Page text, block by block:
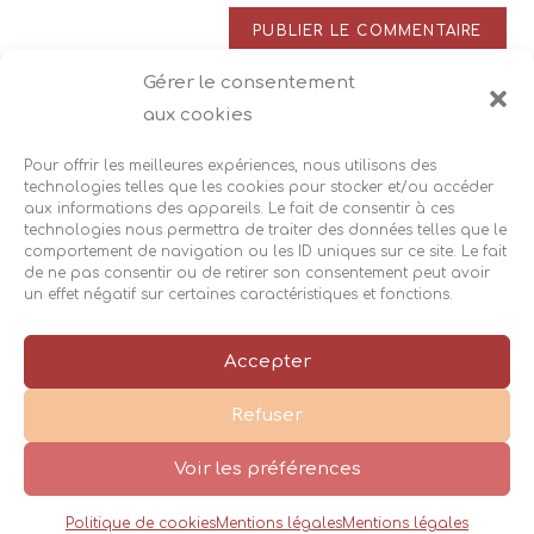
Gérer le consentement
aux cookies
Pour offrir les meilleures expériences, nous utilisons des
technologies telles que les cookies pour stocker et/ou accéder
aux informations des appareils. Le fait de consentir à ces
technologies nous permettra de traiter des données telles que le
comportement de navigation ou les ID uniques sur ce site. Le fait
de ne pas consentir ou de retirer son consentement peut avoir
un effet négatif sur certaines caractéristiques et fonctions.
Accepter
Refuser
Voir les préférences
Politique de cookiesMentions légalesMentions légales
savoir plus sur la façon dont les données de vos
commentaires sont traitées
Accès
Mentions légales|Cookies|
Réalisation|Cécile Recorbet©2026